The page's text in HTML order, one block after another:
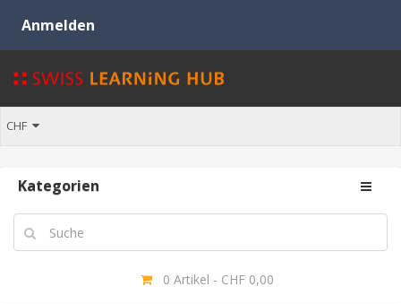
CHF
Kategorien
0 Artikel - CHF 0,00